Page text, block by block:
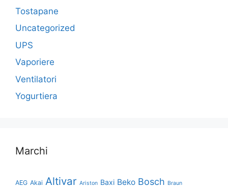
Tostapane
Uncategorized
UPS
Vaporiere
Ventilatori
Yogurtiera
Marchi
AEG Akai Altivar Ariston Baxi Beko Bosch Braun